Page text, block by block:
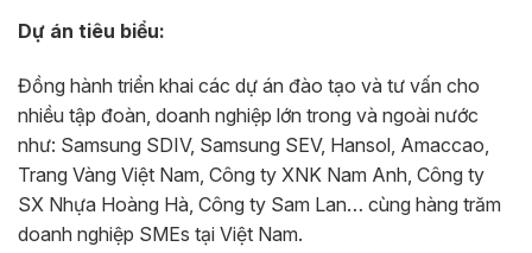
Dự án tiêu biểu:
Đồng hành triển khai các dự án đào tạo và tư vấn cho
nhiều tập đoàn, doanh nghiệp lớn trong và ngoài nước
như: Samsung SDIV, Samsung SEV, Hansol, Amaccao,
Trang Vàng Việt Nam, Công ty XNK Nam Anh, Công ty
SX Nhựa Hoàng Hà, Công ty Sam Lan… cùng hàng trăm
doanh nghiệp SMEs tại Việt Nam.